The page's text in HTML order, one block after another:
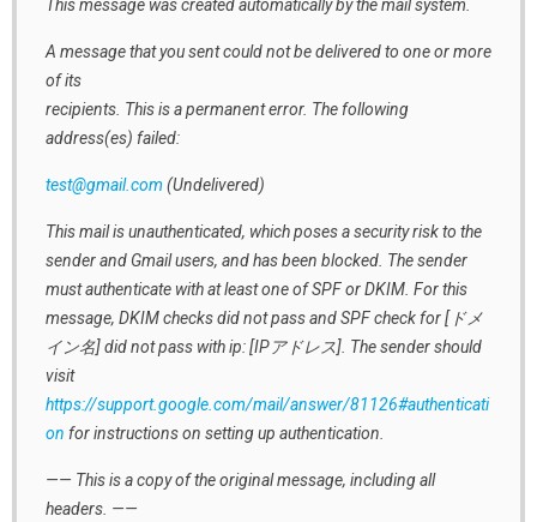
This message was created automatically by the mail system.
A message that you sent could not be delivered to one or more
of its
recipients. This is a permanent error. The following
address(es) failed:
test@gmail.com (Undelivered)
This mail is unauthenticated, which poses a security risk to the
sender and Gmail users, and has been blocked. The sender
must authenticate with at least one of SPF or DKIM. For this
message, DKIM checks did not pass and SPF check for [ドメ
イン名] did not pass with ip: [IPアドレス]. The sender should
visit
https://support.google.com/mail/answer/81126#authenticati
on for instructions on setting up authentication.
—— This is a copy of the original message, including all
headers. ——